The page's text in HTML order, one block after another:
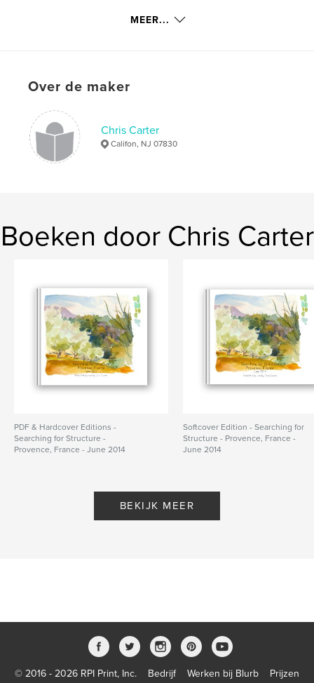
aug 29, 2007
art , figures ,
MEER...
Over de maker
Chris Carter
Califon, NJ 07830
Boeken door Chris Carter
PDF & Hardcover Editions -
Searching for Structure -
Provence, France - June 2014
Softcover Edition - Searching for
Structure - Provence, France -
June 2014
BEKIJK MEER
© 2016 - 2026 RPI Print, Inc. Bedrijf Werken bij Blurb Prijzen